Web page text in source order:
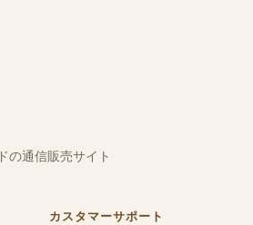
の通信販売サイト
カスタマーサポート